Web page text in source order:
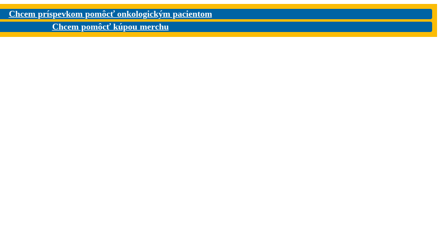
Chcem príspevkom pomôcť onkologickým pacientom
Chcem pomôcť kúpou merchu